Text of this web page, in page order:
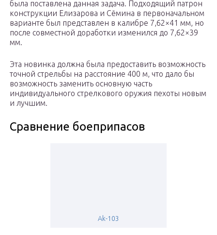
была поставлена данная задача. Подходящий патрон
конструкции Елизарова и Сёмина в первоначальном
варианте был представлен в калибре 7,62×41 мм, но
после совместной доработки изменился до 7,62×39
мм.
Эта новинка должна была предоставить возможность
точной стрельбы на расстояние 400 м, что дало бы
возможность заменить основную часть
индивидуального стрелкового оружия пехоты новым
и лучшим.
Сравнение боеприпасов
Ak-103